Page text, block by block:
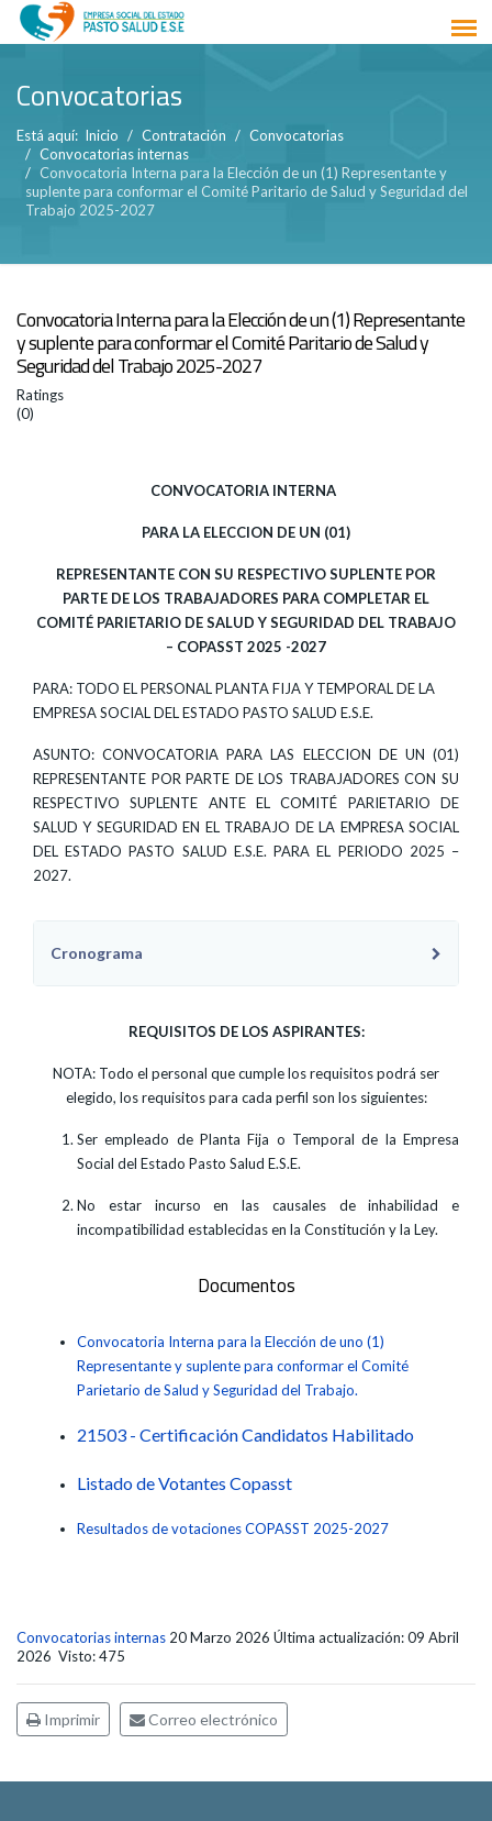
Convocatorias
Está aquí: Inicio Contratación
Convocatorias
Convocatorias internas
Convocatoria Interna para la Elección de un (1) Representante y
suplente para conformar el Comité Paritario de Salud y Seguridad del
Trabajo 2025-2027
Convocatoria Interna para la Elección de un (1) Representante
y suplente para conformar el Comité Paritario de Salud y
Seguridad del Trabajo 2025-2027
Ratings
(0)
CONVOCATORIA INTERNA
PARA LA ELECCION DE UN (01)
REPRESENTANTE CON SU RESPECTIVO SUPLENTE POR
PARTE DE LOS TRABAJADORES PARA COMPLETAR EL
COMITÉ PARIETARIO DE SALUD Y SEGURIDAD DEL TRABAJO
– COPASST 2025 -2027
PARA: TODO EL PERSONAL PLANTA FIJA Y TEMPORAL DE LA
EMPRESA SOCIAL DEL ESTADO PASTO SALUD E.S.E.
ASUNTO: CONVOCATORIA PARA LAS ELECCION DE UN (01)
REPRESENTANTE POR PARTE DE LOS TRABAJADORES CON SU
RESPECTIVO SUPLENTE ANTE EL COMITÉ PARIETARIO DE
SALUD Y SEGURIDAD EN EL TRABAJO DE LA EMPRESA SOCIAL
DEL ESTADO PASTO SALUD E.S.E. PARA EL PERIODO 2025 –
2027.
Cronograma
REQUISITOS DE LOS ASPIRANTES:
NOTA: Todo el personal que cumple los requisitos podrá ser
elegido, los requisitos para cada perfil son los siguientes:
Ser empleado de Planta Fija o Temporal de la Empresa
Social del Estado Pasto Salud E.S.E.
No estar incurso en las causales de inhabilidad e
incompatibilidad establecidas en la Constitución y la Ley.
Documentos
Convocatoria Interna para la Elección de uno (1)
Representante y suplente para conformar el Comité
Parietario de Salud y Seguridad del Trabajo.
21503 - Certificación Candidatos Habilitado
Listado de Votantes Copasst
Resultados de votaciones COPASST 2025-2027
Convocatorias internas 20 Marzo 2026 Última actualización: 09 Abril
2026 Visto: 475
Imprimir Correo electrónico